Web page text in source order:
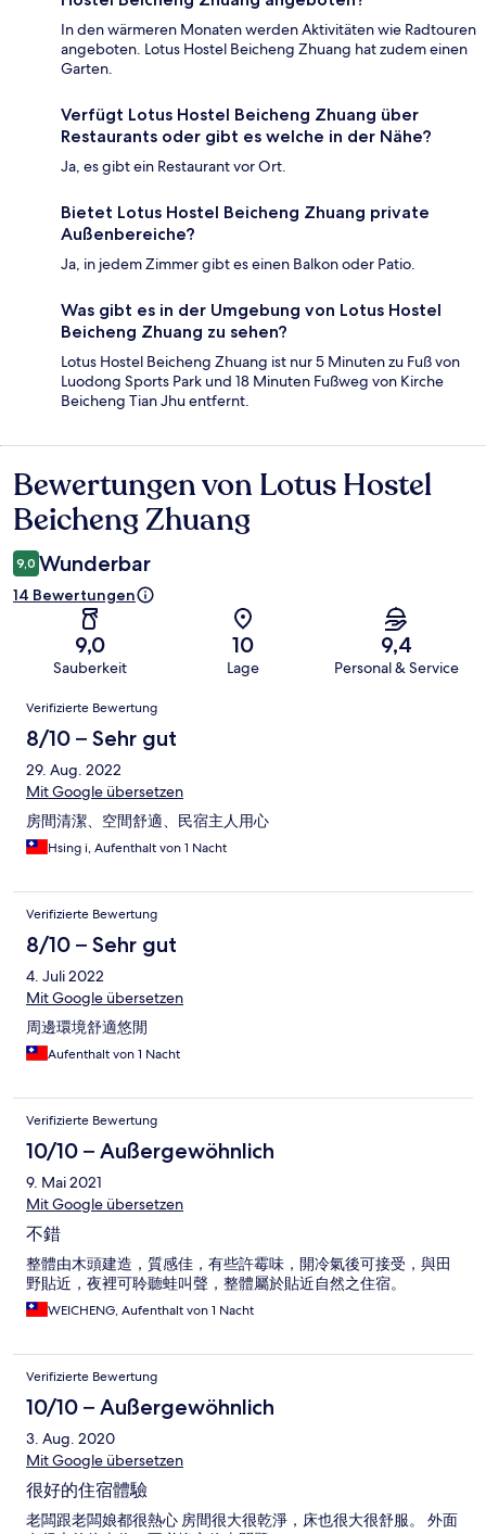
In den wärmeren Monaten werden Aktivitäten wie Radtouren
angeboten. Lotus Hostel Beicheng Zhuang hat zudem einen
Garten.
Verfügt Lotus Hostel Beicheng Zhuang über
Restaurants oder gibt es welche in der Nähe?
Ja, es gibt ein Restaurant vor Ort.
Bietet Lotus Hostel Beicheng Zhuang private
Außenbereiche?
Ja, in jedem Zimmer gibt es einen Balkon oder Patio.
Was gibt es in der Umgebung von Lotus Hostel
Beicheng Zhuang zu sehen?
Lotus Hostel Beicheng Zhuang ist nur 5 Minuten zu Fuß von
Luodong Sports Park und 18 Minuten Fußweg von Kirche
Beicheng Tian Jhu entfernt.
Bewertungen
Bewertungen von Lotus Hostel
Beicheng Zhuang
9,0 Wunderbar
14 Bewertungen
9,0
Sauberkeit
10
Lage
9,4
Personal & Service
Bewertungen
Verifizierte Bewertung
8/10 – Sehr gut
29. Aug. 2022
Mit Google übersetzen
房間清潔、空間舒適、民宿主人用心
Hsing i, Aufenthalt von 1 Nacht
Verifizierte Bewertung
8/10 – Sehr gut
4. Juli 2022
Mit Google übersetzen
周邊環境舒適悠閒
Aufenthalt von 1 Nacht
Verifizierte Bewertung
10/10 – Außergewöhnlich
9. Mai 2021
Mit Google übersetzen
不錯
整體由木頭建造，質感佳，有些許霉味，開冷氣後可接受，與田
野貼近，夜裡可聆聽蛙叫聲，整體屬於貼近自然之住宿。
WEICHENG, Aufenthalt von 1 Nacht
Verifizierte Bewertung
10/10 – Außergewöhnlich
3. Aug. 2020
Mit Google übersetzen
很好的住宿體驗
老闆跟老闆娘都很熱心 房間很大很乾淨，床也很大很舒服。 外面